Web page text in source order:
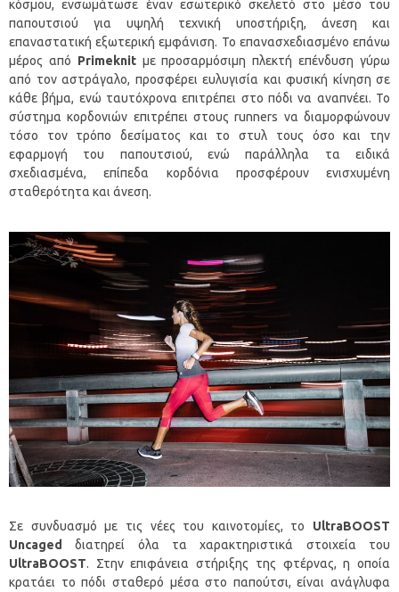
κόσμου, ενσωμάτωσε έναν εσωτερικό σκελετό στο μέσο του
παπουτσιού για υψηλή τεχνική υποστήριξη, άνεση και
επαναστατική εξωτερική εμφάνιση. Το επανασχεδιασμένο επάνω
μέρος από Primeknitμε προσαρμόσιμη πλεκτή επένδυση γύρω
από τον αστράγαλο, προσφέρει ευλυγισία και φυσική κίνηση σε
κάθε βήμα, ενώ ταυτόχρονα επιτρέπει στο πόδι να αναπνέει. Το
σύστημα κορδονιών επιτρέπει στους runners να διαμορφώνουν
τόσο τον τρόπο δεσίματος και το στυλ τους όσο και την
εφαρμογή του παπουτσιού, ενώ παράλληλα τα ειδικά
σχεδιασμένα, επίπεδα κορδόνια προσφέρουν ενισχυμένη
σταθερότητα και άνεση.
Σε συνδυασμό με τις νέες του καινοτομίες, το UltraBOOST
Uncaged
διατηρεί όλα τα χαρακτηριστικά στοιχεία του
UltraBOOST. Στην επιφάνεια στήριξης της φτέρνας, η οποία
κρατάει το πόδι σταθερό μέσα στο παπούτσι, είναι ανάγλυφα